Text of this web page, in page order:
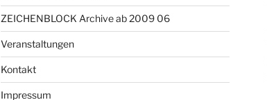
ZEICHENBLOCK Archive ab 2009 06
Veranstaltungen
Kontakt
Impressum